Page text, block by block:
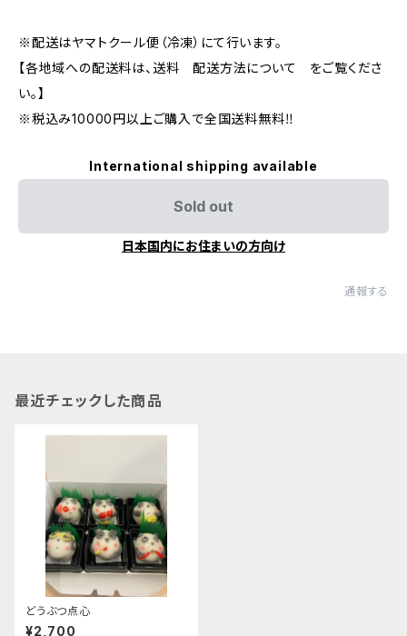
※配送はヤマトクール便（冷凍）にて行います。
【各地域への配送料は、送料 配送方法について をご覧くださ
い。】
※税込み10000円以上ご購入で全国送料無料‼︎
International shipping available
Sold out
日本国内にお住まいの方向け
通報する
最近チェックした商品
どうぶつ点心
¥2,700